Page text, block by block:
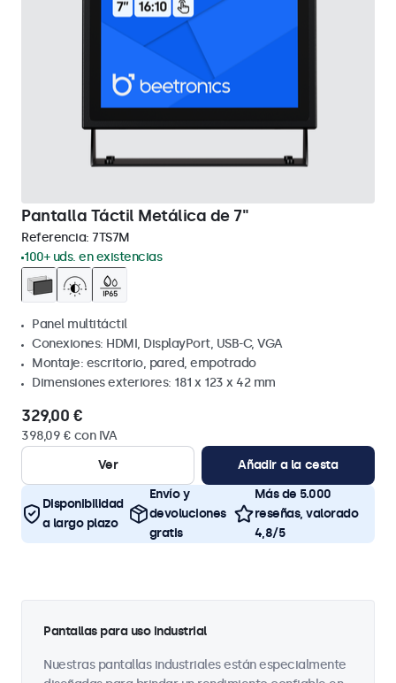
Pantalla Táctil Metálica de 7"
Referencia: 7TS7M
100+ uds. en existencias
Panel multitáctil
Conexiones: HDMI, DisplayPort, USB-C, VGA
Montaje: escritorio, pared, empotrado
Dimensiones exteriores: 181 x 123 x 42 mm
329,00 €
398,09 € con IVA
Ver
Añadir a la cesta
Disponibilidad
a largo plazo
Envío y
devoluciones
gratis
Más de 5.000
reseñas, valorado
4,8/5
Pantallas para uso industrial
Nuestras pantallas industriales están especialmente